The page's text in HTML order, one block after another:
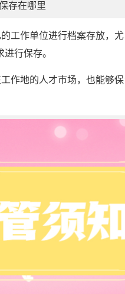
存在哪里
工作单位进行档案存放，
行保存。
作地的人才市场，也能够